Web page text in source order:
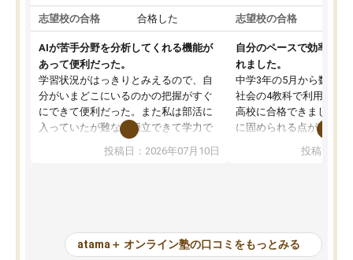
志望校の合格 合格した
AIが苦手分野を分析してくれる機能が
あって便利だった。
学習状況がはっきりとみえるので、自
分がいまどこにいるのかの把握がすぐ
にできて便利だった。また私は部活に
入っていたが難なく両立できて学力で
も部活でも結果を残すことができてよ
かった。また問題演習の際に、自分が
が、自分で自分の管理ができない人に
とっては難しい部分もあるのではない
投稿日：2026年07月10日
志望校の合格
自分のペースで効率よく
れました。
中学3年の5月から数学・
社会の4教科で利用し、
高校に合格できました。
に固められる点が魅力で
項目のおかげで、手軽
元数が可視化されるので
しながら意欲的に取り組
投稿日：
atama＋ オンライン塾の口コミをもっとみる